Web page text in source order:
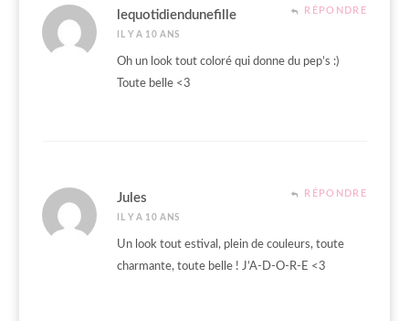
lequotidiendunefille
IL Y A 10 ANS
RÉPONDRE
Oh un look tout coloré qui donne du pep’s :)
Toute belle <3
Jules
IL Y A 10 ANS
RÉPONDRE
Un look tout estival, plein de couleurs, toute
charmante, toute belle ! J’A-D-O-R-E <3